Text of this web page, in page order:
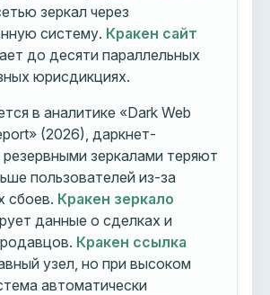
зеркал через
систему. Кракен сайт
до десяти параллельных
юрисдикциях.
в аналитике «Dark Web
(2026), даркнет-
зеркалами теряют
пользователей из-за
сбоев. Кракен зеркало
данные о сделках и
Кракен ссылка
узел, но при высоком
автоматически